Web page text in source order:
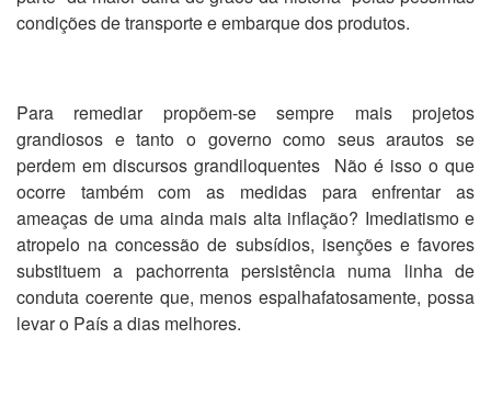
condições de transporte e embarque dos produtos.
Para remediar propõem-se sempre mais projetos
grandiosos e tanto o governo como seus arautos se
perdem em discursos grandiloquentes Não é isso o que
ocorre também com as medidas para enfrentar as
ameaças de uma ainda mais alta inflação? Imediatismo e
atropelo na concessão de subsídios, isenções e favores
substituem a pachorrenta persistência numa linha de
conduta coerente que, menos espalhafatosamente, possa
levar o País a dias melhores.